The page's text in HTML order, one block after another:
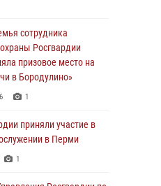
женщину в
в Перми
1
сотрудника
Росгвардии
призовое место на
в Бородулино»
1
приняли участие в
в Перми
1